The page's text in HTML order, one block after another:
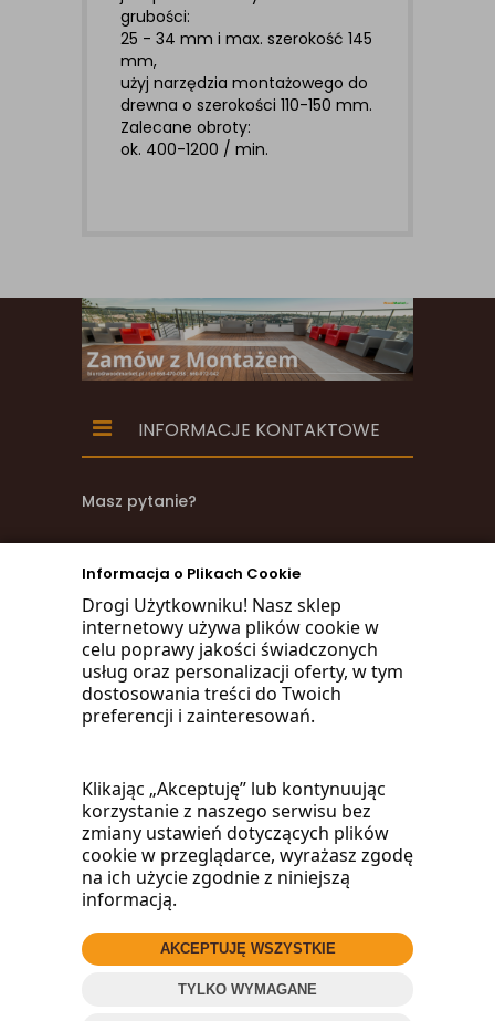
Informacja o Plikach Cookie
Drogi Użytkowniku! Nasz sklep
internetowy używa plików cookie w
celu poprawy jakości świadczonych
usług oraz personalizacji oferty, w tym
dostosowania treści do Twoich
preferencji i zainteresowań.
Klikając „Akceptuję” lub kontynuując
korzystanie z naszego serwisu bez
zmiany ustawień dotyczących plików
cookie w przeglądarce, wyrażasz zgodę
na ich użycie zgodnie z niniejszą
informacją.
AKCEPTUJĘ WSZYSTKIE
TYLKO WYMAGANE
grubości:
25 - 34 mm i max. szerokość 145
mm,
użyj narzędzia montażowego do
drewna o szerokości 110-150 mm.
Zalecane obroty:
ok. 400-1200 / min.
INFORMACJE KONTAKTOWE
Masz pytanie?
zadzwoń
668 470 038
660 072 042
lub napisz:
biuro@woodmarket.pl
Facebook
Market.pl